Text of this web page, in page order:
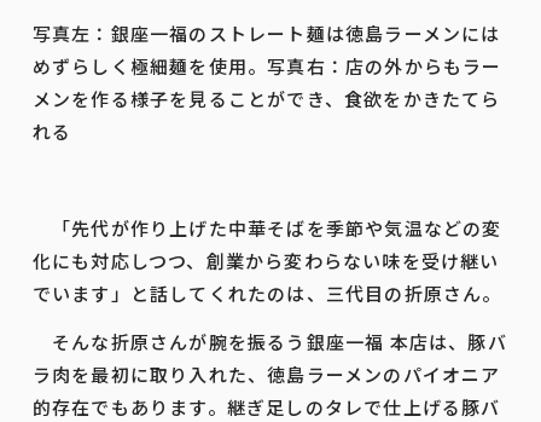
写真左：銀座一福のストレート麺は徳島ラーメンには
めずらしく極細麺を使用。写真右：店の外からもラー
メンを作る様子を見ることができ、食欲をかきたてら
れる
「先代が作り上げた中華そばを季節や気温などの変
化にも対応しつつ、創業から変わらない味を受け継い
でいます」と話してくれたのは、三代目の折原さん。
そんな折原さんが腕を振るう銀座一福 本店は、豚バ
ラ肉を最初に取り入れた、徳島ラーメンのパイオニア
的存在でもあります。継ぎ足しのタレで仕上げる豚バ